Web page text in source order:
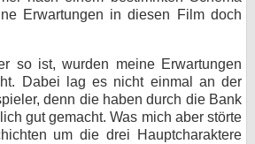
Erwartungen in diesen Film doch
so ist, wurden meine Erwartungen
Dabei lag es nicht einmal an der
denn die haben durch die Bank
gut gemacht. Was mich aber störte
um die drei Hauptcharaktere